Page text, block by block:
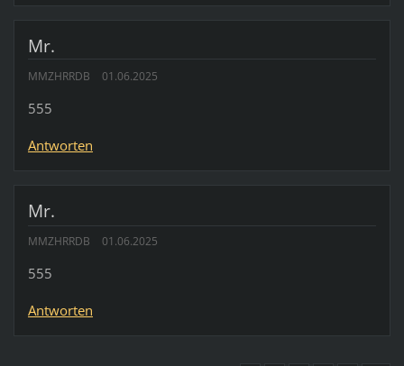
Mr.
MMZHRRDB 01.06.2025
555
Antworten
Mr.
MMZHRRDB 01.06.2025
555
Antworten